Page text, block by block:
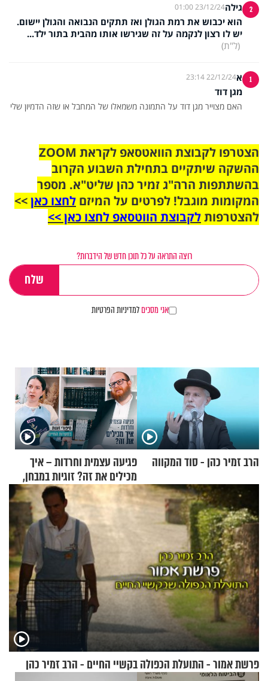
2 גילה23/12/24 01:00
הוא יכבוש את רמת הגולן ואז תתקים הנבואה והגולן יישום.
יש לו רצון לנקמה על זה שגירשו אותו מהבית בתור ילד...
(ל"ת)
1 א22/12/24 23:14
מגן דוד
האם מצוייר מגן דוד על התמונה משמאלו של המחבל או שזה הדמיון שלי
הצטרפו לקבוצת הוואטסאפ לקראת ZOOM
ההשקה שיתקיים בתחילת השבוע הקרוב
בהשתתפות הרה"ג זמיר כהן שליט"א. מספר
המקומות מוגבל! לפרטים על המיזם לחצו כאן>>
להצטרפותלקבוצת הווטסאפ לחצו כאן >>
רוצה התראה על כל תוכן חדש של הידברות?
אני מסכיםלמדיניות הפרטיות
הרב זמיר כהן - סוד המקווה
פגיעה עצמית וחרדות – איך
מכילים את זה? זוגיות במבחן,
הפעם עם יהודית ואלתר כהן
פרשת אמור - התועלת הכפולה בקשיי החיים - הרב זמיר כהן